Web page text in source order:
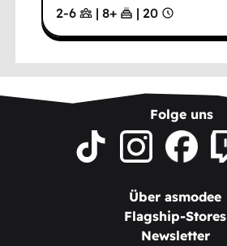
2-6
| 8+ | 20
Folge uns
Über asmodee
Flagship-Stores
Newsletter